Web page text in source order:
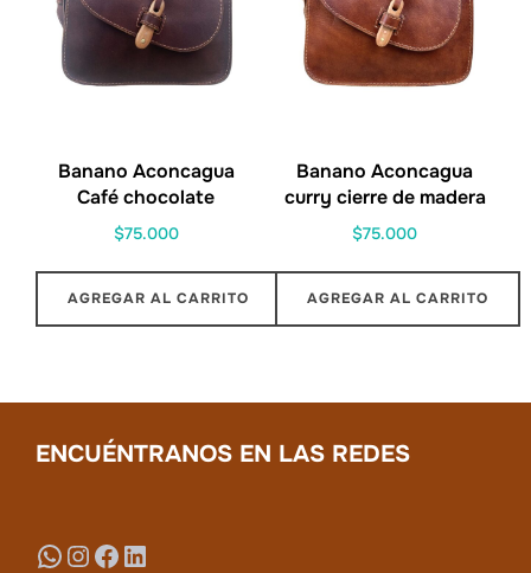
Banano Aconcagua
Café chocolate
$75.000
AGREGAR AL CARRITO
Banano Aconcagua
curry cierre de madera
$75.000
AGREGAR AL CARRITO
ENCUÉNTRANOS EN LAS REDES
WhatsApp
Instagram
Facebook
LinkedIn